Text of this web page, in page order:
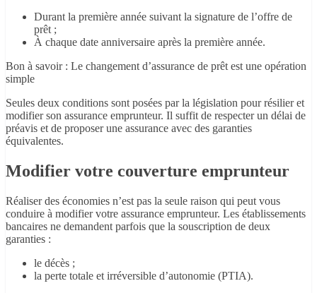
Durant la première année suivant la signature de l’offre de
prêt ;
À chaque date anniversaire après la première année.
Bon à savoir : Le changement d’assurance de prêt est une opération
simple
Seules deux conditions sont posées par la législation pour résilier et
modifier son assurance emprunteur. Il suffit de respecter un délai de
préavis et de proposer une assurance avec des garanties
équivalentes.
Modifier votre couverture emprunteur
Réaliser des économies n’est pas la seule raison qui peut vous
conduire à modifier votre assurance emprunteur. Les établissements
bancaires ne demandent parfois que la souscription de deux
garanties :
le décès ;
la perte totale et irréversible d’autonomie (PTIA).